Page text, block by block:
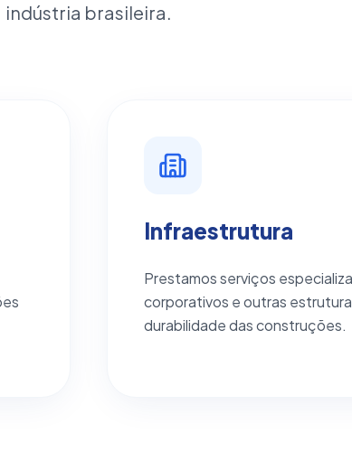
indústria brasileira.
Infraestrutura
Prestamos serviços
corporativos e outras
durabilidade das construções.